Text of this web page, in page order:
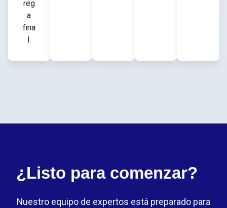
reg
a
fina
l.
¿Listo para comenzar?
Nuestro equipo de expertos está preparado para